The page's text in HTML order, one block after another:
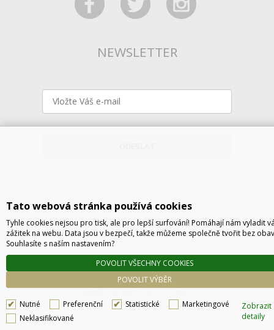
NEWSLETTER
Technické řešení © 2026 CyberSoft s.r.o.
Podle zákona o evidenci tržeb je prodávající povinen vystavit kupujícímu účtenku. Zároveň
je povinen zaevidovat přijatou tržbu u správce daně online, v případě technického
Tato webová stránka používá cookies
Tyhle cookies nejsou pro tisk, ale pro lepší surfování! Pomáhají nám vyladit
zážitek na webu. Data jsou v bezpečí, takže můžeme společně tvořit bez
Souhlasíte s naším nastavením?
POVOLIT VÝBĚR
POVOLIT VŠECHNY COOKIES
Nutné Preferenční Statistické
Marketingové
Neklasifikované
Zobrazit
detaily